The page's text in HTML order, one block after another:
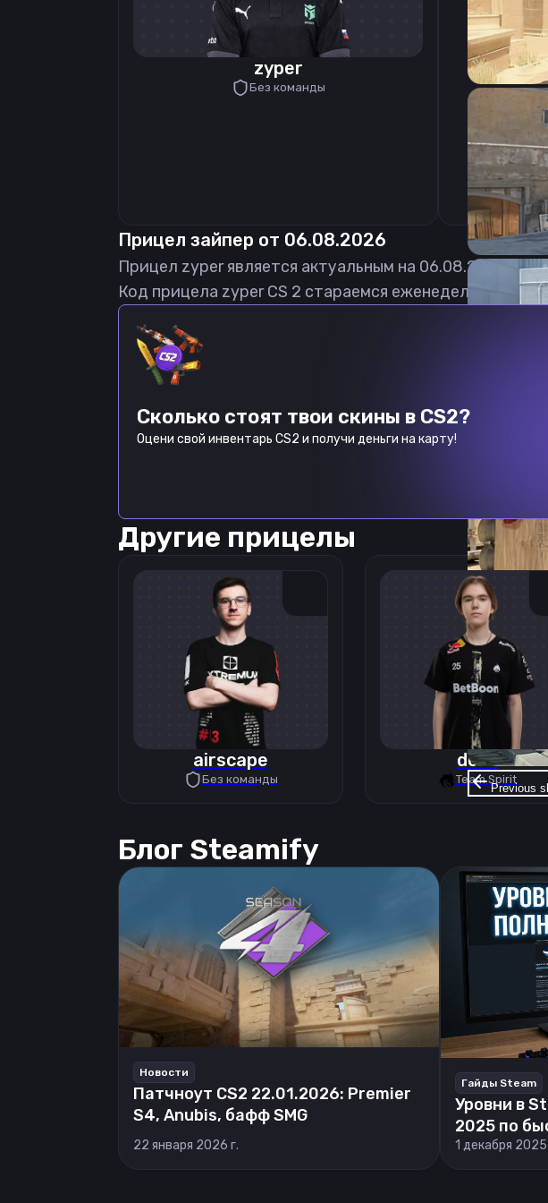
zyper
Без команды
Previous
CSGO-
Прицел зайпер от 06.08.2026
Прицел zyperявляется актуальным на 06.08.2026
Код прицела zyperCS 2 стараемся еженедельно
Сколько стоят твои скины в CS2?
Оцени свой инвентарь CS2 и получи деньги на карту!
Другие прицелы
airscape
Без команды
donk
Team Spirit
Блог Steamify
Новости
Патчноут CS2 22.01.2026: Premier
S4, Anubis, бафф SMG
22 января 2026 г.
Гайды Steam
Уровни в
2025 по
1 декабря 2025